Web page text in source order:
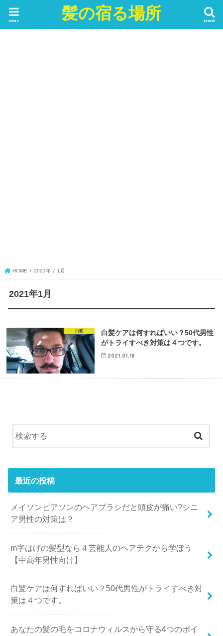
髪の宿る場所 search
menu
HOME 2021年 1月
2021年1月
白髪
白髪ケアは何すればいい？50代男性
がトライすべき対策は４つです。
2021.01.18
最近の投稿
メイソンピアソンのヘアブラシだと頭皮が痛い?シニ
ア男性の対策は？
m字はげの髪型なら４芸能人のヘアテクから学ぼう
【中高年男性向け】
白髪ケアは何すればいい？50代男性がトライすべき対
策は４つです。
あなたの髪の毛をコロナウィルスから守る4つのポイ